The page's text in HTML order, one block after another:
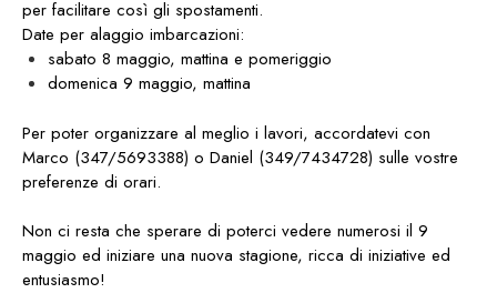
per facilitare così gli spostamenti.
Date per alaggio imbarcazioni:
sabato 8 maggio, mattina e pomeriggio
domenica 9 maggio, mattina
Per poter organizzare al meglio i lavori, accordatevi con
Marco (347/5693388) o Daniel (349/7434728) sulle vostre
preferenze di orari.
Non ci resta che sperare di poterci vedere numerosi il 9
maggio ed iniziare una nuova stagione, ricca di iniziative ed
entusiasmo!